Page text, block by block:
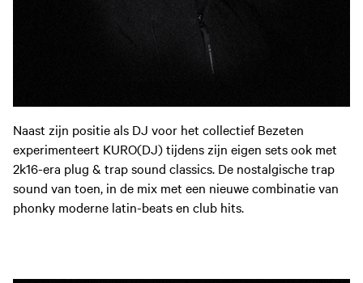
Naast zijn positie als DJ voor het collectief Bezeten
experimenteert KURO(DJ) tijdens zijn eigen sets ook met
2k16-era plug & trap sound classics. De nostalgische trap
sound van toen, in de mix met een nieuwe combinatie van
phonky moderne latin-beats en club hits.